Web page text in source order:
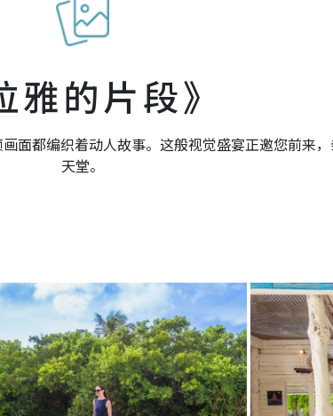
雅的片段》
面都编织着动人故事。这般视觉盛宴正邀您前来
天堂。